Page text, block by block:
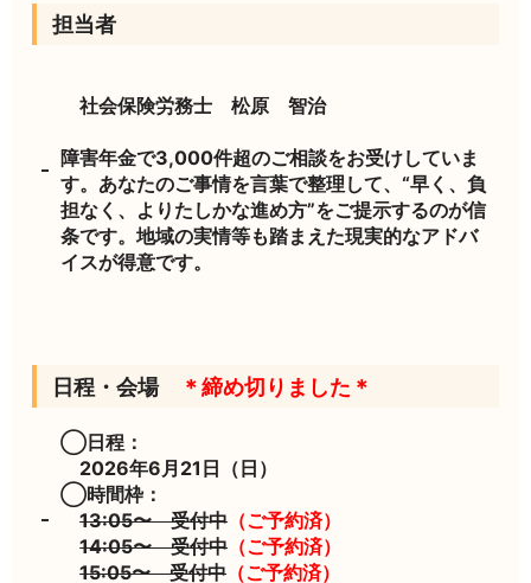
担当者
社会保険労務士 松原 智治
障害年金で3,000件超のご相談をお受けしていま
す。あなたのご事情を言葉で整理して、“早く、負
担なく、よりたしかな進め方”をご提示するのが信
条です。地域の実情等も踏まえた現実的なアドバ
イスが得意です。
日程・会場 ＊締め切りました＊
◯日程：
2026年6月21日（日）
◯時間枠：
13:05〜 受付中（ご予約済）
14:05〜 受付中（ご予約済）
15:05〜 受付中（ご予約済）